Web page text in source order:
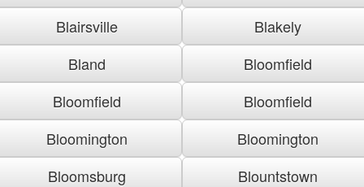
Blairsville
Blakely
Bland
Bloomfield
Bloomfield
Bloomfield
Bloomington
Bloomington
Bloomsburg
Blountstown